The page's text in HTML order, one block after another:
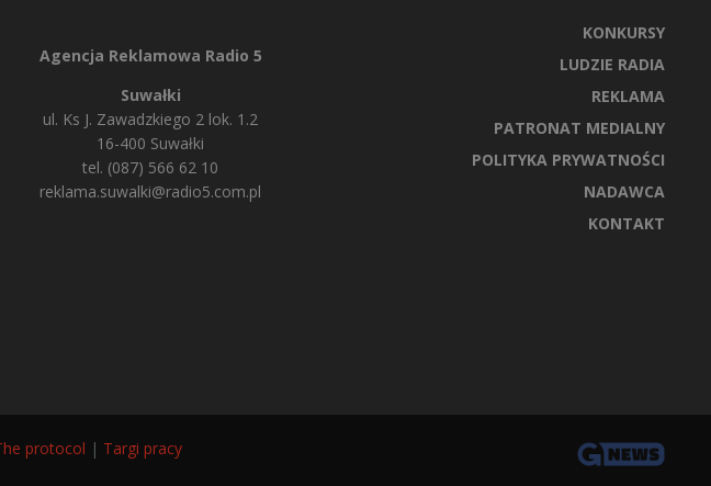
Agencja Reklamowa Radio 5
Suwałki
ul. Ks J. Zawadzkiego 2 lok. 1.2
16-400 Suwałki
tel. (087) 566 62 10
reklama.suwalki@radio5.com.pl
KONKURSY
LUDZIE RADIA
REKLAMA
PATRONAT MEDIALNY
POLITYKA PRYWATNOŚCI
NADAWCA
KONTAKT
protocol | Targi pracy